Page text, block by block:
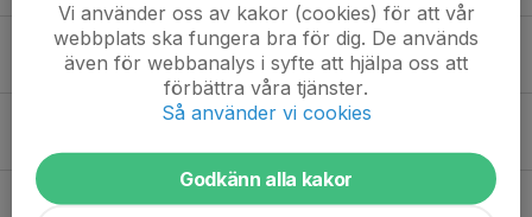
Flickor 12
22 feb 2024 0
Avslutning flickor 11 år.
Vi använder oss av kakor (cookies) för att vår
webbplats ska fungera bra för dig. De används
även för webbanalys i syfte att hjälpa oss att
förbättra våra tjänster.
Så använder vi cookies
Godkänn alla kakor